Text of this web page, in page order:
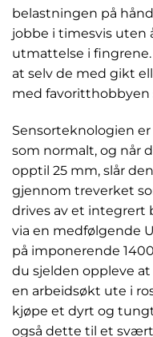
belastningen på
jobbe i timesvis uten
utmattelse i
at selv de med gikt
med favoritthobbyen
Sensorteknologien
som normalt, og når
opptil 25 mm, slår
gjennom treverket
drives av et integrert
via en medfølgende
på imponerende
du sjelden oppleve
en arbeidsøkt ute i
kjøpe et dyrt og
også dette til et